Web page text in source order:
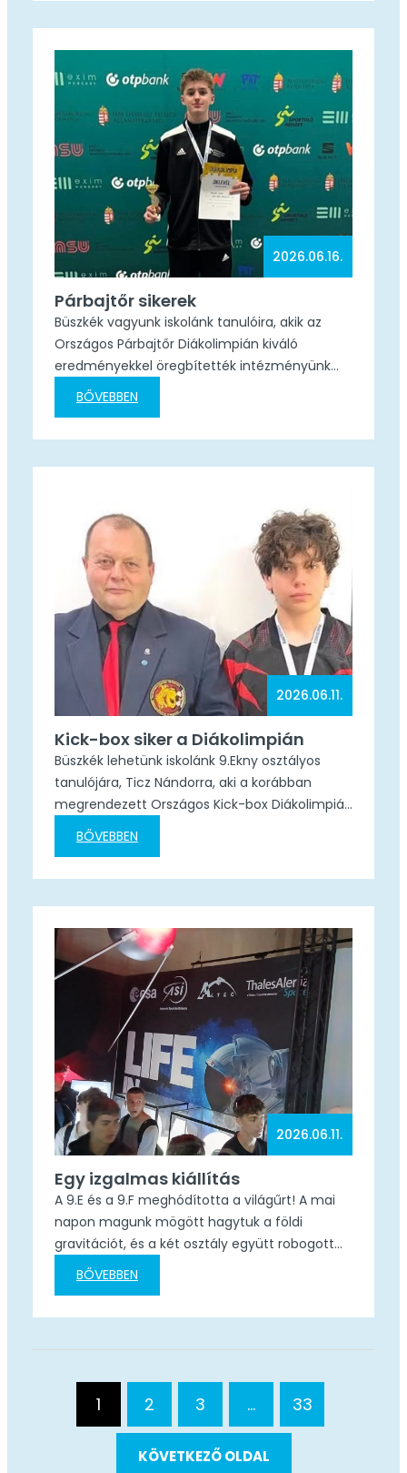
2026.06.16.
Párbajtőr sikerek
Büszkék vagyunk iskolánk tanulóira, akik az
Országos Párbajtőr Diákolimpián kiváló
eredményekkel öregbítették intézményünk
hírnevét! Szívből gratulálunk versenyzőinknek
a kimagasló teljesítményhez, és további sok
BŐVEBBEN
2026.06.11.
Kick-box siker a Diákolimpián
Büszkék lehetünk iskolánk 9.Ekny osztályos
tanulójára, Ticz Nándorra, aki a korábban
megrendezett Országos Kick-box Diákolimpián
kiváló teljesítményt nyújtva 2. helyezést ért el.
Nándi szorgalma, kitartása és a sport iránti
BŐVEBBEN
2026.06.11.
Egy izgalmas kiállítás
A 9.E és a 9.F meghódította a világűrt! ​A mai
napon magunk mögött hagytuk a földi
gravitációt, és a két osztály együtt robogott
Budapestre, az Etele Plázában látható,
világhírű Life in Space nemzetközi űrkiállításra! ​
űrkutatás múltjába és jövőjébe! Profi
BŐVEBBEN
1 2 3 … 33
KÖVETKEZŐ OLDAL